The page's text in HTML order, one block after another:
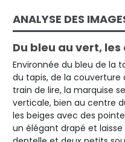
ANALYSE DES
Du bleu au vert,
Environnée du bleu de la
du tapis, de la couverture
train de lire, la marquise
verticale, bien au centre
les beiges avec des
un élégant drapé et